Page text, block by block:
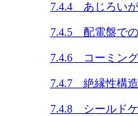
7.4.4 あじろい
7.4.5 配電盤で
7.4.6 コーミン
7.4.7 絶縁性構
7.4.8 シールド